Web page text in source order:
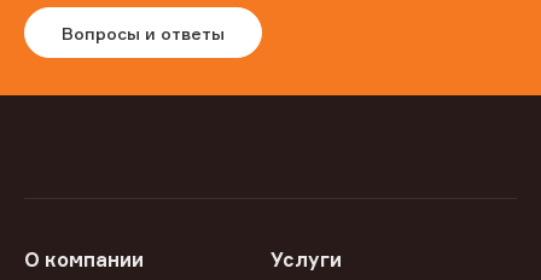
Вопросы и ответы
О компании Услуги